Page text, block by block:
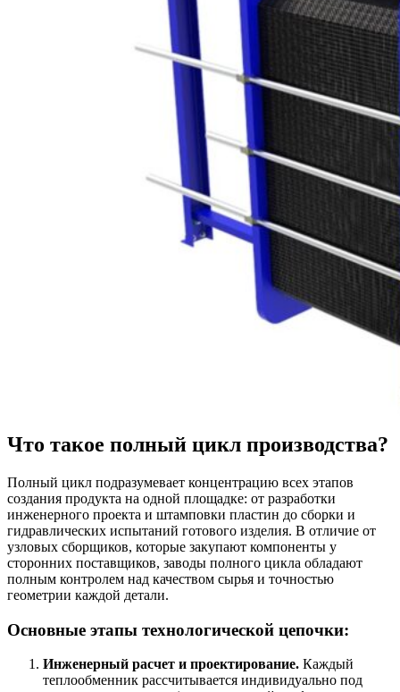
Что такое полный цикл производства?
Полный цикл подразумевает концентрацию всех этапов
создания продукта на одной площадке: от разработки
инженерного проекта и штамповки пластин до сборки и
гидравлических испытаний готового изделия. В отличие от
узловых сборщиков, которые закупают компоненты у
сторонних поставщиков, заводы полного цикла обладают
полным контролем над качеством сырья и точностью
геометрии каждой детали.
Основные этапы технологической цепочки:
Инженерный расчет и проектирование. Каждый
теплообменник рассчитывается индивидуально под